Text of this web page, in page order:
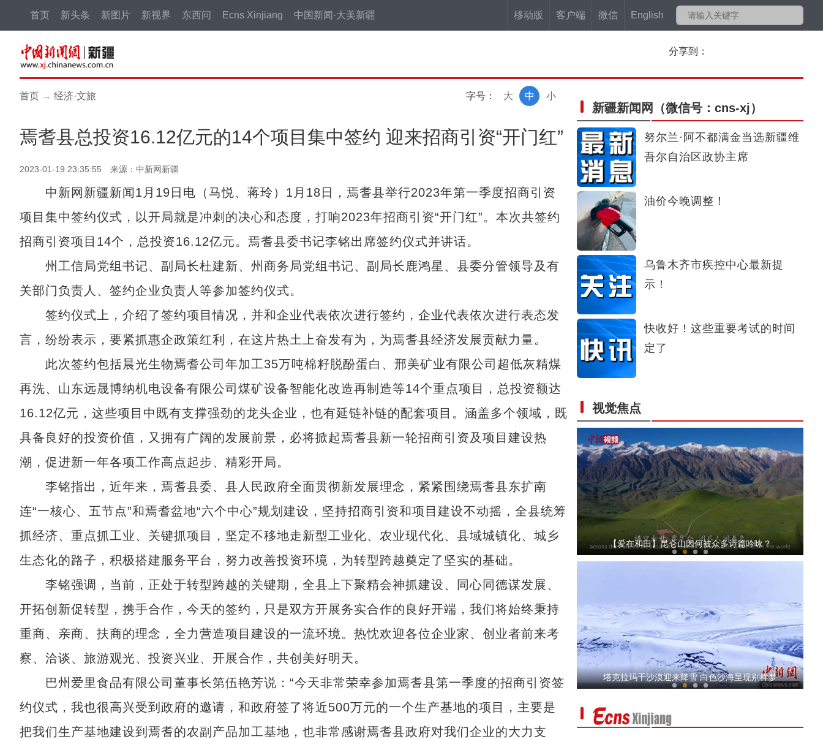
移动版 客户端 微信 English
首页 新头条 新图片 新视界 东西问 Ecns Xinjiang 中国新闻·大美新疆
分享到：
首页 → 经济·文旅 字号： 小
中
大
焉耆县总投资16.12亿元的14个项目集中签约 迎来招商引资“开门红”
2023-01-19 23:35:55 来源：中新网新疆
中新网新疆新闻1月19日电（马悦、蒋玲）1月18日，焉耆县举行2023年第一季度招商引资
项目集中签约仪式，以开局就是冲刺的决心和态度，打响2023年招商引资“开门红”。本次共签约
招商引资项目14个，总投资16.12亿元。焉耆县委书记李铭出席签约仪式并讲话。
州工信局党组书记、副局长杜建新、州商务局党组书记、副局长鹿鸿星、县委分管领导及有
关部门负责人、签约企业负责人等参加签约仪式。
签约仪式上，介绍了签约项目情况，并和企业代表依次进行签约，企业代表依次进行表态发
言，纷纷表示，要紧抓惠企政策红利，在这片热土上奋发有为，为焉耆县经济发展贡献力量。
此次签约包括晨光生物焉耆公司年加工35万吨棉籽脱酚蛋白、邢美矿业有限公司超低灰精煤
再洗、山东远晟博纳机电设备有限公司煤矿设备智能化改造再制造等14个重点项目，总投资额达
16.12亿元，这些项目中既有支撑强劲的龙头企业，也有延链补链的配套项目。涵盖多个领域，既
具备良好的投资价值，又拥有广阔的发展前景，必将掀起焉耆县新一轮招商引资及项目建设热
潮，促进新一年各项工作高点起步、精彩开局。
李铭指出，近年来，焉耆县委、县人民政府全面贯彻新发展理念，紧紧围绕焉耆县东扩南
连“一核心、五节点”和焉耆盆地“六个中心”规划建设，坚持招商引资和项目建设不动摇，全县统筹
抓经济、重点抓工业、关键抓项目，坚定不移地走新型工业化、农业现代化、县域城镇化、城乡
生态化的路子，积极搭建服务平台，努力改善投资环境，为转型跨越奠定了坚实的基础。
李铭强调，当前，正处于转型跨越的关键期，全县上下聚精会神抓建设、同心同德谋发展、
开拓创新促转型，携手合作，今天的签约，只是双方开展务实合作的良好开端，我们将始终秉持
重商、亲商、扶商的理念，全力营造项目建设的一流环境。热忱欢迎各位企业家、创业者前来考
察、洽谈、旅游观光、投资兴业、开展合作，共创美好明天。
巴州爱里食品有限公司董事长第伍艳芳说：“今天非常荣幸参加焉耆县第一季度的招商引资签
约仪式，我也很高兴受到政府的邀请，和政府签了将近500万元的一个生产基地的项目，主要是
把我们生产基地建设到焉耆的农副产品加工基地，也非常感谢焉耆县政府对我们企业的大力支
新疆新闻网 （微信号：cns-xj）
努尔兰·阿不都满金当选新疆维
吾尔自治区政协主席
油价今晚调整！
乌鲁木齐市疾控中心最新提
示！
快收好！这些重要考试的时间
定了
视觉焦点
【新春纪事】买鲜花、看叼羊 新疆各地年味足
【爱在和田】昆仑山因何被众多诗篇吟咏？
新疆边境小城雪地上演哈萨克族民俗活动
塔克拉玛干沙漠迎来降雪 白色沙海呈现别样梦